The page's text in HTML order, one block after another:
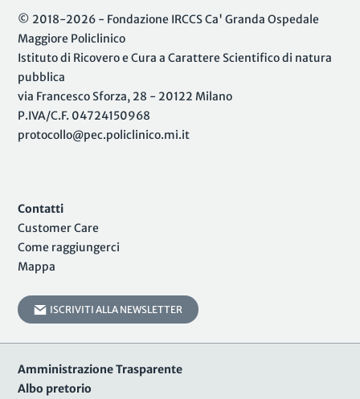
© 2018-2026 - Fondazione IRCCS Ca' Granda Ospedale
Maggiore Policlinico
Istituto di Ricovero e Cura a Carattere Scientifico di natura
pubblica
via Francesco Sforza, 28 - 20122 Milano
P.IVA/C.F. 04724150968
protocollo@pec.policlinico.mi.it
Contatti
Customer Care
Come raggiungerci
Mappa
ISCRIVITI ALLA NEWSLETTER
Amministrazione Trasparente
Albo pretorio